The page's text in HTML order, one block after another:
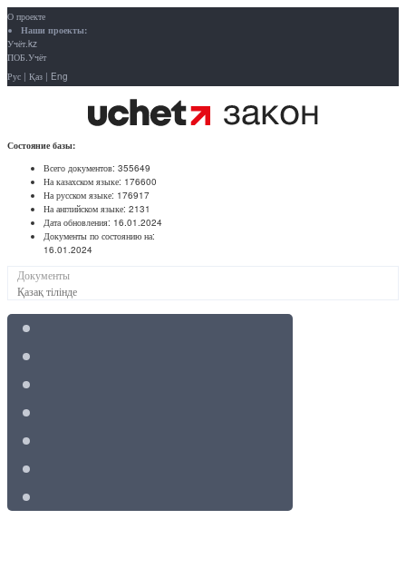
О проекте
Наши проекты:
Учёт.kz
ПОБ.Учёт
Рус | Қаз | Eng
Состояние базы:
Всего документов: 355649
На казахском языке: 176600
На русском языке: 176917
На английском языке: 2131
Дата обновления: 16.01.2024
Документы по состоянию на:
16.01.2024
Документы
Қазақ тілінде